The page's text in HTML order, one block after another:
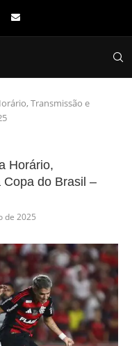
Transmissão e
Horário,
Copa do Brasil –
de 2025